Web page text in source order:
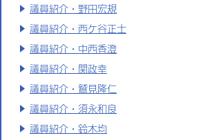
議員紹介・野田宏規
議員紹介・西ケ谷正士
議員紹介・中西香澄
議員紹介・関政幸
議員紹介・鷲見隆仁
議員紹介・須永和良
議員紹介・鈴木均